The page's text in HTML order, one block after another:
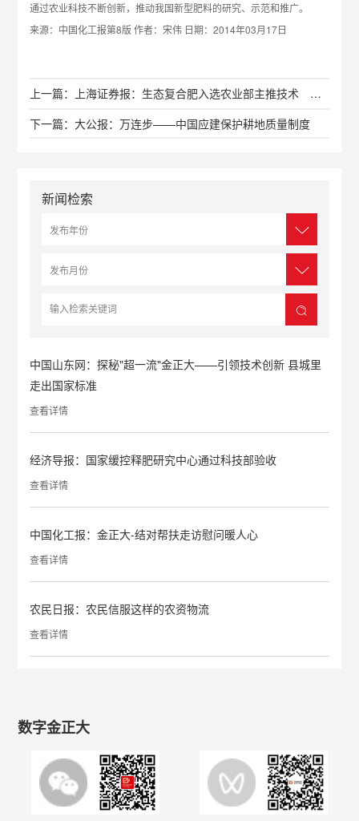
通过农业科技不断创新，推动我国新型肥料的研究、示范和推广。
来源：中国化工报第8版 作者：宋伟 日期：2014年03月17日
上一篇：上海证券报：生态复合肥入选农业部主推技术 行业渗透率迎提升机遇
下一篇：大公报：万连步——中国应建保护耕地质量制度
新闻检索
中国山东网：探秘"超一流"金正大——引领技术创新 县城里
走出国家标准
查看详情
经济导报：国家缓控释肥研究中心通过科技部验收
查看详情
中国化工报：金正大-结对帮扶走访慰问暖人心
查看详情
农民日报：农民信服这样的农资物流
查看详情
数字金正大